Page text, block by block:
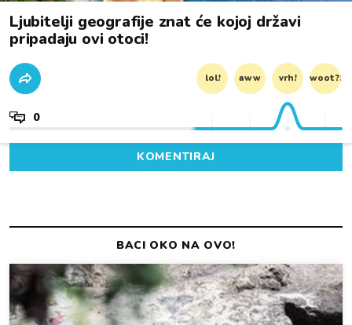
Ljubitelji geografije znat će kojoj državi
pripadaju ovi otoci!
lol! aww vrh! woot?!
0
KOMENTIRAJ